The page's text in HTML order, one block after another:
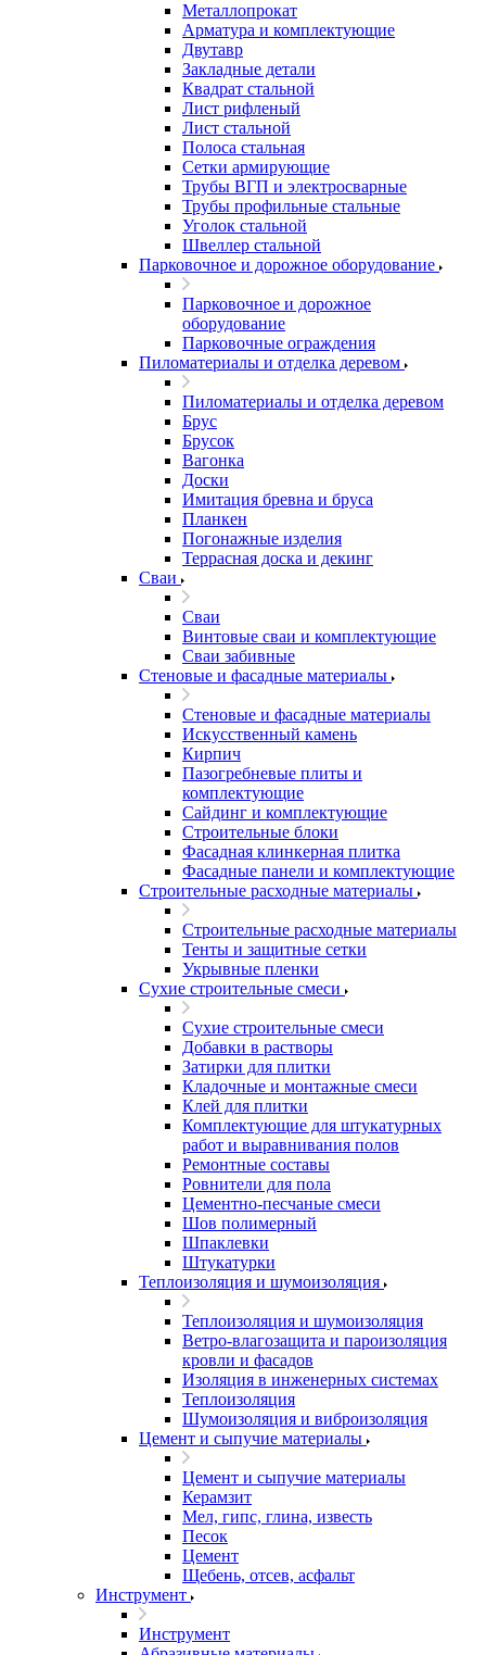
Металлопрокат
Арматура и комплектующие
Двутавр
Закладные детали
Квадрат стальной
Лист рифленый
Лист стальной
Полоса стальная
Сетки армирующие
Трубы ВГП и электросварные
Трубы профильные стальные
Уголок стальной
Швеллер стальной
Парковочное и дорожное оборудование
Парковочное и дорожное
оборудование
Парковочные ограждения
Пиломатериалы и отделка деревом
Пиломатериалы и отделка деревом
Брус
Брусок
Вагонка
Доски
Имитация бревна и бруса
Планкен
Погонажные изделия
Террасная доска и декинг
Сваи
Сваи
Винтовые сваи и комплектующие
Сваи забивные
Стеновые и фасадные материалы
Стеновые и фасадные материалы
Искусственный камень
Кирпич
Пазогребневые плиты и
комплектующие
Сайдинг и комплектующие
Строительные блоки
Фасадная клинкерная плитка
Фасадные панели и комплектующие
Строительные расходные материалы
Строительные расходные материалы
Тенты и защитные сетки
Укрывные пленки
Сухие строительные смеси
Сухие строительные смеси
Добавки в растворы
Затирки для плитки
Кладочные и монтажные смеси
Клей для плитки
Комплектующие для штукатурных
работ и выравнивания полов
Ремонтные составы
Ровнители для пола
Цементно-песчаные смеси
Шов полимерный
Шпаклевки
Штукатурки
Теплоизоляция и шумоизоляция
Теплоизоляция и шумоизоляция
Ветро-влагозащита и пароизоляция
кровли и фасадов
Изоляция в инженерных системах
Теплоизоляция
Шумоизоляция и виброизоляция
Цемент и сыпучие материалы
Цемент и сыпучие материалы
Керамзит
Мел, гипс, глина, известь
Песок
Цемент
Щебень, отсев, асфальт
Инструмент
Инструмент